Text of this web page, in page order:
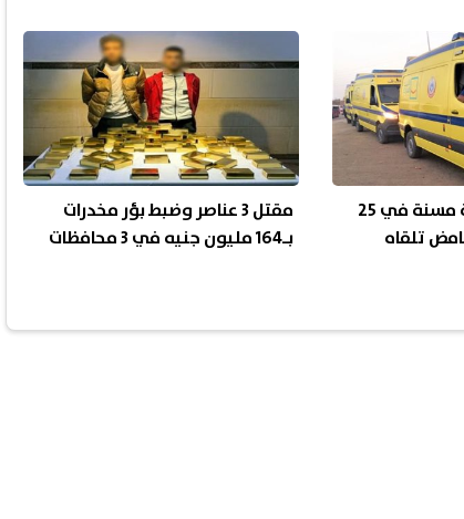
تفاصيل إنقاذ سيدة مسنة في 25
تلقاه
مقتل 3 عناصر وضبط بؤر مخدرات
بـ164 مليون جنيه في 3 محافظات